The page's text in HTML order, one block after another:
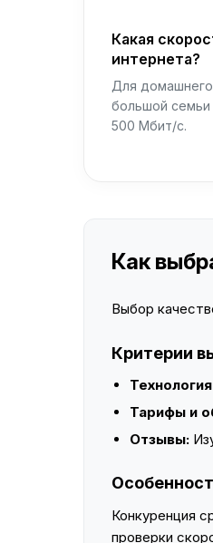
Какая
интернета?
Для
большой
500 Мбит/с.
Как
Выбор
Критерии
Тарифы и
Отзывы:
Конкуренция
проверки